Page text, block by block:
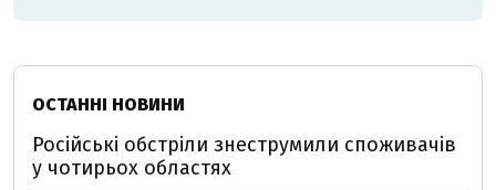
ОСТАННІ НОВИНИ
Російські обстріли знеструмили споживачів
у чотирьох областях